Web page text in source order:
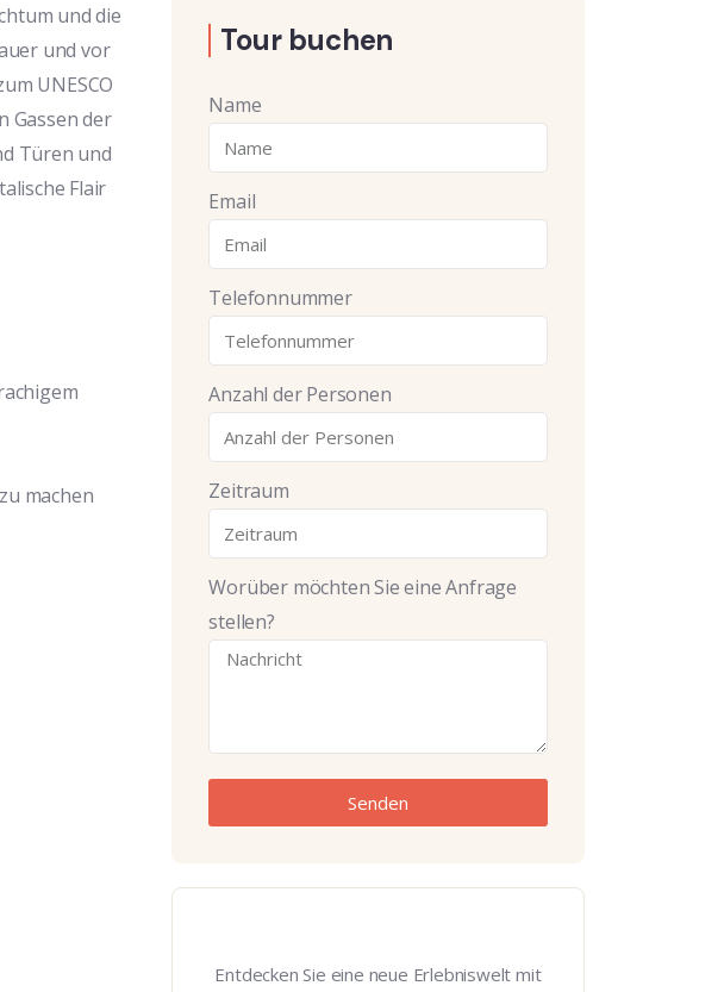
und die
und vor
UNESCO
Gassen der
Türen und
Flair
machen
Tour buchen
Name
Email
Telefonnummer
Anzahl der Personen
Zeitraum
Worüber möchten Sie eine Anfrage
stellen?
Senden
Entdecken Sie eine neue Erlebniswelt mit